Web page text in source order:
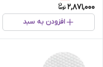
2,871,000
افزودن به سبد